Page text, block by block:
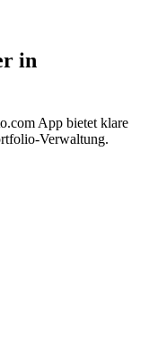
in
App bietet klare
Verwaltung.